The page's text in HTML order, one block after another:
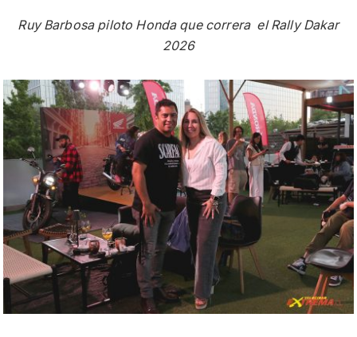
Ruy Barbosa piloto Honda que correra el Rally Dakar
2026